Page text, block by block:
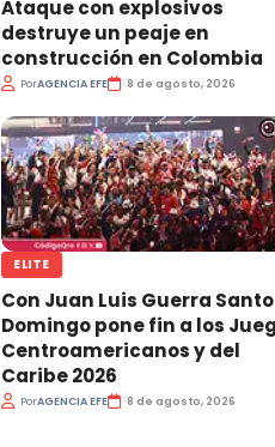
Ataque con explosivos
destruye un peaje en
construcción en Colombia
PorAGENCIA EFE 8 de agosto, 2026
ELITE
Con Juan Luis Guerra Santo
Domingo pone fin a los
Centroamericanos y del
Caribe 2026
PorAGENCIA EFE 8 de agosto, 2026